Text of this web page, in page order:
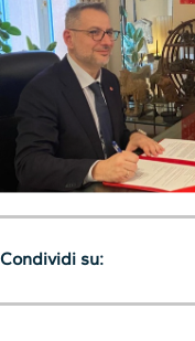
Condividi su: